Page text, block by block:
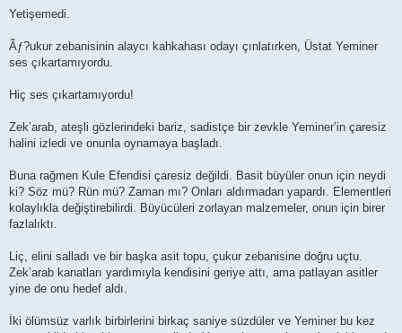
Yetişemedi.
Ãƒ?ukur zebanisinin alaycı kahkahası odayı çınlatırken, Üstat Yeminer
ses çıkartamıyordu.
Hiç ses çıkartamıyordu!
Zek’arab, ateşli gözlerindeki bariz, sadistçe bir zevkle Yeminer’in çaresiz
halini izledi ve onunla oynamaya başladı.
Buna rağmen Kule Efendisi çaresiz değildi. Basit büyüler onun için neydi
ki? Söz mü? Rün mü? Zaman mı? Onları aldırmadan yapardı. Elementleri
kolaylıkla değiştirebilirdi. Büyücüleri zorlayan malzemeler, onun için birer
fazlalıktı.
Liç, elini salladı ve bir başka asit topu, çukur zebanisine doğru uçtu.
Zek’arab kanatları yardımıyla kendisini geriye attı, ama patlayan asitler
yine de onu hedef aldı.
İki ölümsüz varlık birbirlerini birkaç saniye süzdüler ve Yeminer bu kez